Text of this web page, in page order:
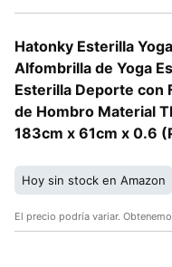
Hatonky Esterilla
Alfombrilla de Yoga
Esterilla Deporte con
de Hombro Material
183cm x 61cm x 0.6
Hoy sin stock en Amazon
El precio podría variar.